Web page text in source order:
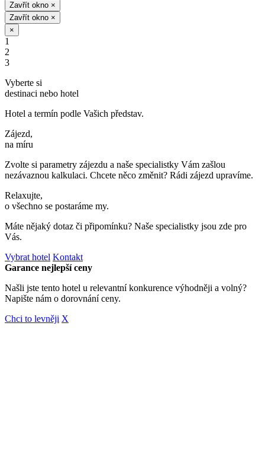
Zavřít okno ×
Zavřít okno ×
×
1
2
3
Vyberte si
destinaci nebo hotel
Hotel a termín podle Vašich představ.
Zájezd,
na míru
Zvolte si parametry zájezdu a naše specialistky Vám zašlou
nezávaznou kalkulaci. Chcete něco změnit? Rádi zájezd upravíme.
Relaxujte,
o všechno se postaráme my.
Máte nějaký dotaz či připomínku? Naše specialistky jsou zde pro
Vás.
Vybrat hotel Kontakt
Garance nejlepší ceny
Našli jste tento hotel u relevantní konkurence výhodněji a volný?
Napište nám o dorovnání ceny.
Chci to levněji X